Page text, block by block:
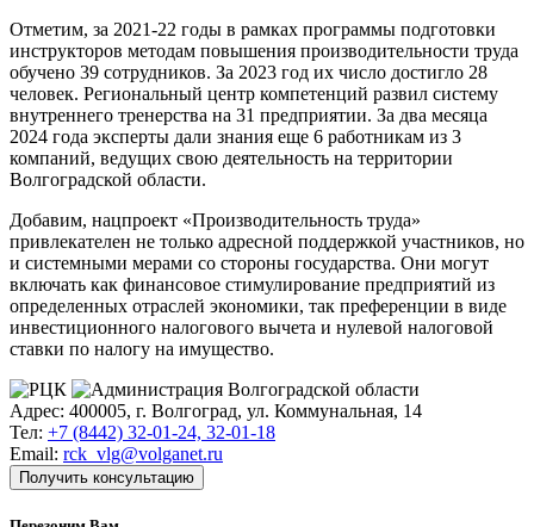
Отметим, за 2021-22 годы в рамках программы подготовки
инструкторов методам повышения производительности труда
обучено 39 сотрудников. За 2023 год их число достигло 28
человек. Региональный центр компетенций развил систему
внутреннего тренерства на 31 предприятии. За два месяца
2024 года эксперты дали знания еще 6 работникам из 3
компаний, ведущих свою деятельность на территории
Волгоградской области.
Добавим, нацпроект «Производительность труда»
привлекателен не только адресной поддержкой участников, но
и системными мерами со стороны государства. Они могут
включать как финансовое стимулирование предприятий из
определенных отраслей экономики, так преференции в виде
инвестиционного налогового вычета и нулевой налоговой
ставки по налогу на имущество.
Адрес: 400005, г. Волгоград, ул. Коммунальная, 14
Тел: +7 (8442) 32-01-24, 32-01-18
Email: rck_vlg@volganet.ru
Получить консультацию